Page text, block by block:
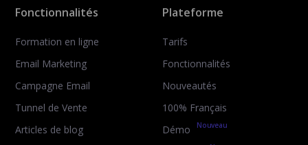
Fonctionnalités
Formation en ligne
Email Marketing
Campagne Email
Tunnel de Vente
Articles de blog
Plateforme
Tarifs
Fonctionnalités
Nouveautés
100% Français
Démo
Nouveau